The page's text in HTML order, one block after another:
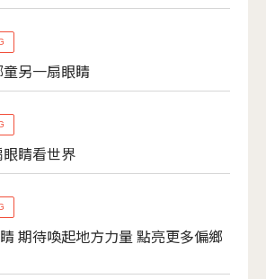
另一扇眼睛
睛看世界
期待喚起地方力量 點亮更多偏鄉